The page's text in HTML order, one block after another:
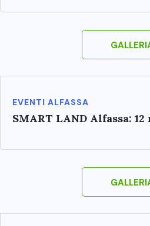
EVENTI ALFASSA
SMART LAND Alfassa: 12